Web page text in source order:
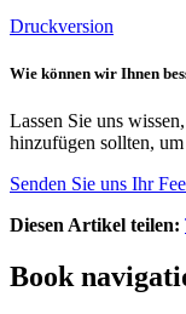
Druckversion
Wie können wir Ihnen
Lassen Sie uns
hinzufügen sollten,
Senden Sie uns Ihr
Diesen Artikel teilen:
Book